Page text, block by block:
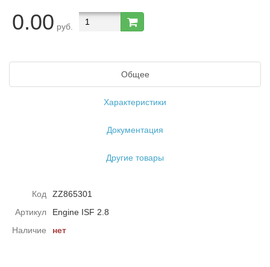
0.00 руб.
Общее
Характеристики
Документация
Другие товары
Код
ZZ865301
Артикул
Engine ISF 2.8
Наличие
нет